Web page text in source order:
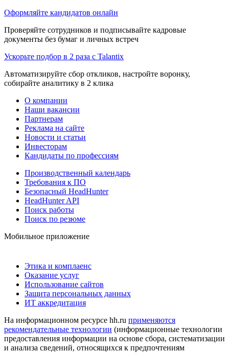
Оформляйте кандидатов онлайн
Проверяйте сотрудников и подписывайте кадровые
документы без бумаг и личных встреч
Ускорьте подбор в 2 раза с Talantix
Автоматизируйте сбор откликов, настройте воронку,
собирайте аналитику в 2 клика
О компании
Наши вакансии
Партнерам
Реклама на сайте
Новости и статьи
Инвесторам
Кандидаты по профессиям
Производственный календарь
Требования к ПО
Безопасный HeadHunter
HeadHunter API
Поиск работы
Поиск по резюме
Мобильное приложение
Этика и комплаенс
Оказание услуг
Использование сайтов
Защита персональных данных
ИТ аккредитация
На информационном ресурсе hh.ru применяются
рекомендательные технологии (информационные технологии
предоставления информации на основе сбора, систематизации
и анализа сведений, относящихся к предпочтениям